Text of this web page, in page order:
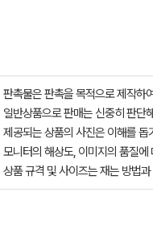
판촉물은 판촉을 목적으로 제작하
일반상품으로 판매는 신중히 판단
제공되는 상품의 사진은 이해를
모니터의 해상도, 이미지의 품질
상품 규격 및 사이즈는 재는 방법